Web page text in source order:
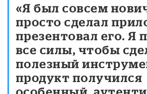
«Я был совсем
просто сделал
презентовал его. Я
все силы, чтобы
полезный
продукт получился
особенный,